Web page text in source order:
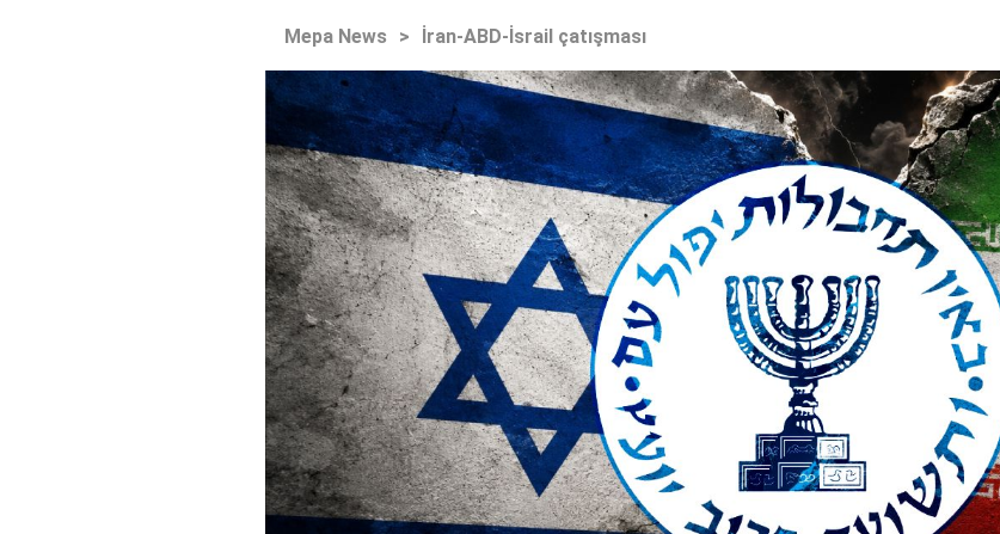
Mepa News > İran-ABD-İsrail çatışması